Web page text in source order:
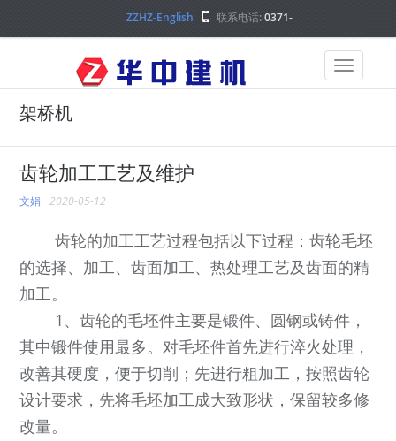
ZZHZ-English 联系电话:0371-
架桥机
齿轮加工工艺及维护
文娟 2020-05-12
齿轮的加工工艺过程包括以下过程：齿轮毛坯
的选择、加工、齿面加工、热处理工艺及齿面的精
加工。
1、齿轮的毛坯件主要是锻件、圆钢或铸件，
其中锻件使用最多。对毛坯件首先进行淬火处理，
改善其硬度，便于切削；先进行粗加工，按照齿轮
设计要求，先将毛坯加工成大致形状，保留较多修
改量。